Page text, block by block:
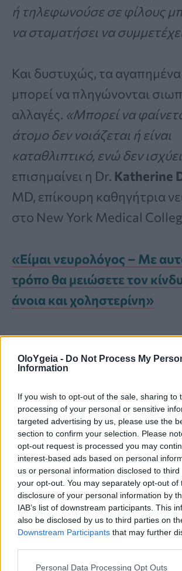
OloYgeia - Do Not Process My
Information
If you wish to opt-out of the sale, sharing to
processing of your personal or sensitive
targeted advertising by us, please use the
section to confirm your selection. Please
opt-out request is processed you may
interest-based ads based on personal
us or personal information disclosed to
your opt-out. You may separately opt-out of
disclosure of your personal information by
IAB’s list of downstream participants. This
also be disclosed by us to third parties on
Downstream Participants that may further
Personal Data Processing Opt Outs
ή τηλεφωνούσε σε φίλους
να σταματήσει να
Και δυστυχώς, τα
μπορεί να πληγώνονται
αλλαγές. «Μπορεί να
άτομο δεν νοιάζεται ή είναι
καταθλιπτικό, ενώ δεν
επισημαίνει η Dr. Katherine
MD, επίκουρη καθηγήτρια
στο New York Medical
«Είμαι νευρολόγος – Με
τρόπο θα μειώσετε τον
άνοια και χοληστερίνη»
Πώς συνδέεται η
την άνοια
Οι νευρολόγοι αναφέρουν
αρκετοί πιθανοί λόγοιγια
ένα άτομο μεάνοιαμπορεί
απαθές. Η Dr. Amodeo
χημικές αλλαγές και η
κυττάρων σε τμήματα του
που σχετίζονται με την
μπορούν να επηρεάσουν την
ενός ατόμου να συμμετάσχει